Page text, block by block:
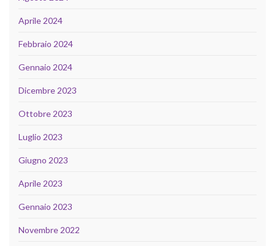
Aprile 2024
Febbraio 2024
Gennaio 2024
Dicembre 2023
Ottobre 2023
Luglio 2023
Giugno 2023
Aprile 2023
Gennaio 2023
Novembre 2022